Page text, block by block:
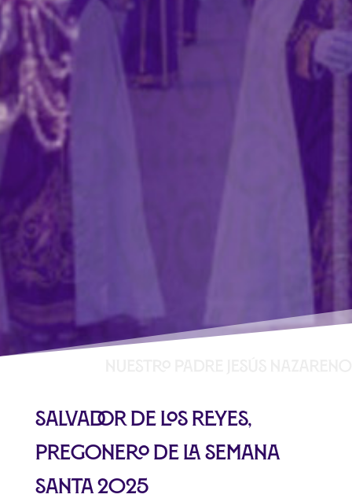
Salvador de los Reyes,
pregonero de la Semana
Santa 2025